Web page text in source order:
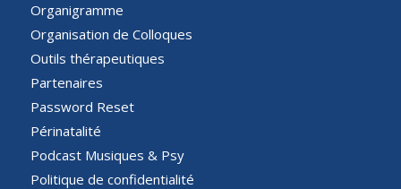
Organigramme
Organisation de Colloques
Outils thérapeutiques
Partenaires
Password Reset
Périnatalité
Podcast Musiques & Psy
Politique de confidentialité